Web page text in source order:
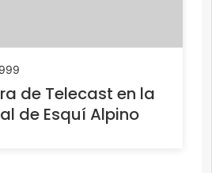
de Telecast en la
de Esquí Alpino